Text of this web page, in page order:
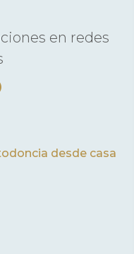
en redes
desde casa